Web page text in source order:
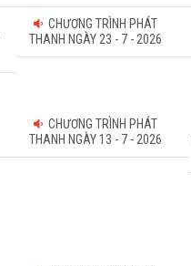
CHƯƠNG TRÌNH PHÁT
THANH NGÀY 23 - 7 - 2026
CHƯƠNG TRÌNH PHÁT
THANH NGÀY 13 - 7 - 2026